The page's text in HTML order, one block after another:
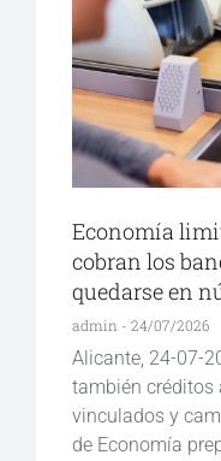
Economía
cobran los
quedarse en
admin 24/07/2026
Alicante, 24-07-
también créditos
vinculados y
de Economía